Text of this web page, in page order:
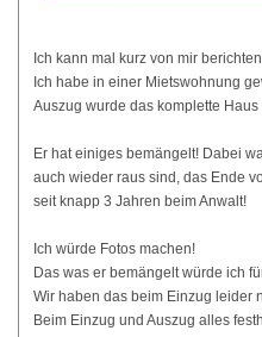
Ich kann mal kurz von mir
Ich habe in einer Mietswohnung
Auszug wurde das komplette
Er hat einiges bemängelt! Dabei
auch wieder raus sind, das Ende
seit knapp 3 Jahren beim Anwalt!
Ich würde Fotos machen!
Das was er bemängelt würde ich
Wir haben das beim Einzug leider
Beim Einzug und Auszug alles